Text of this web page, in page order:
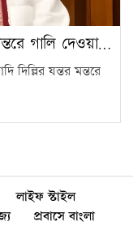
গালি দেওয়া…
দিল্লির যন্তর মন্তরে
লাইফ স্টাইল
প্রবাসে বাংলা